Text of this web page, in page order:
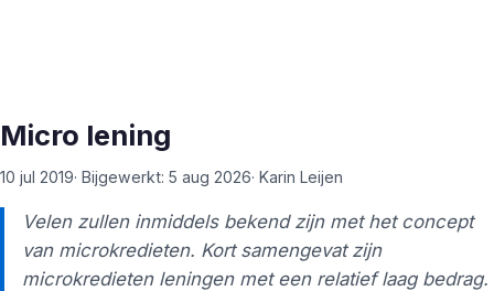
Micro lening
10 jul 2019· Bijgewerkt: 5 aug 2026· Karin Leijen
Velen zullen inmiddels bekend zijn met het concept
van microkredieten. Kort samengevat zijn
microkredieten leningen met een relatief laag bedrag.